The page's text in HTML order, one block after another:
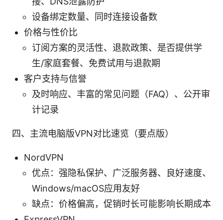
设备绑定数量、同时连接设备数
价格与性价比
订阅方案的灵活性、退款政策、是否提供学
生/家庭套餐、免费试用与退款期
客户支持与信誉
及时响应、丰富的常见问题（FAQ）、公开审
计记录
四、主流电脑版VPN对比速览（要点版）
NordVPN
优点：强隐私保护、广泛服务器、良好速度、
Windows/macOS应用友好
缺点：价格偏高，促销时长可能影响长期成本